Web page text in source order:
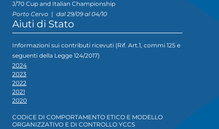
J/70 Cup and Italian Championship
Porto Cervo | dal 29/09 al 04/10
Aiuti di Stato
Informazioni sui contributi ricevuti (Rif. Art.1, commi 125 e
seguenti della Legge 124/2017)
2024
2023
2022
2021
2020
CODICE DI COMPORTAMENTO ETICO E MODELLO
ORGANIZZATIVO E DI CONTROLLO YCCS